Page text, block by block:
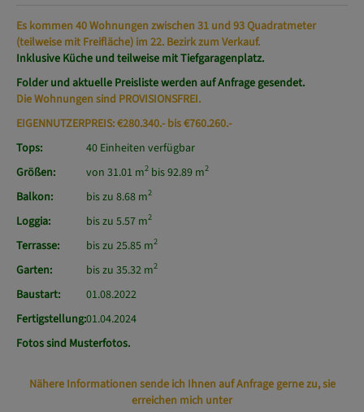
Es kommen 40 Wohnungen zwischen 31 und 93 Quadratmeter
(teilweise mit Freifläche) im 22. Bezirk zum Verkauf.
Inklusive Küche und teilweise mit Tiefgaragenplatz.
Folder und aktuelle Preisliste werden auf Anfrage gesendet.
Die Wohnungen sind PROVISIONSFREI.
EIGENNUTZERPREIS: €280.340.- bis €760.260.-
Tops:
40 Einheiten verfügbar
Größen:
von 31.01 m2 bis 92.89 m2
Balkon: bis zu 8.68 m2
Loggia: bis zu 5.57 m2
Terrasse: bis zu 25.85 m2
Garten: bis zu 35.32 m2
Baustart:
01.08.2022
Fertigstellung:01.04.2024
Fotos sind Musterfotos.
Nähere Informationen sende ich Ihnen auf Anfrage gerne zu, sie
erreichen mich unter